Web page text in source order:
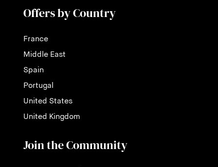
Offers by Country
France
Middle East
Spain
Portugal
United States
United Kingdom
Join the Community